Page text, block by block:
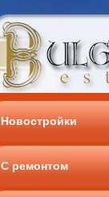
Новостройки
С ремонтом